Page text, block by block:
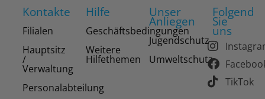
Kontakte
Filialen
Hauptsitz
/
Verwaltung
Personalabteilung
Hilfe
Geschäftsbedingungen
Weitere
Hilfethemen
Unser
Anliegen
Jugendschutz
Umweltschutz
Folgend
Sie
uns
TikTok